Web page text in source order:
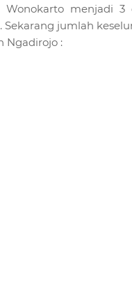
menjadi 3
Sekarang jumlah
Ngadirojo :